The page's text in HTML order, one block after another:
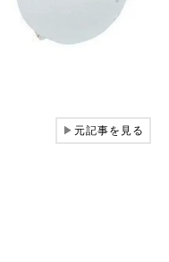
▶元記事を見る